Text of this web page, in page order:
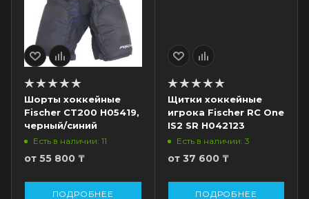
Шорты хоккейные
Fischer CT200 H05419,
черный/синий
Есть в наличии: 11
от 55 800 ₸
ПОДРОБНЕЕ
Щитки хоккейные
игрока Fischer RC One
IS2 SR H042123
Есть в наличии: 3
от 37 600 ₸
ПОДРОБНЕЕ